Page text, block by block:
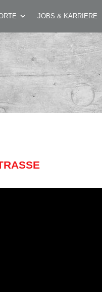
JOBS & KARRIERE
WHA